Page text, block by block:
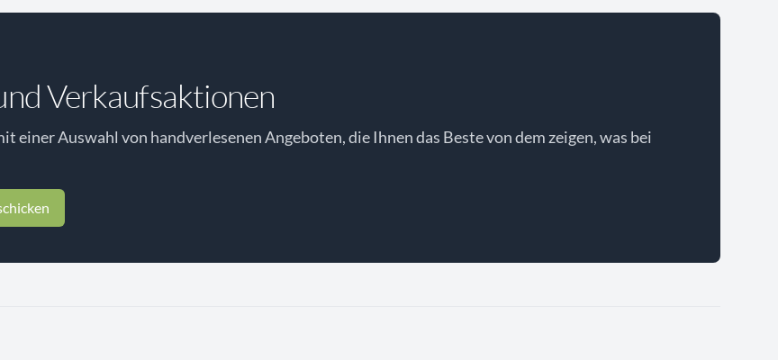
Verkaufsaktionen
einer Auswahl von handverlesenen Angeboten, die Ihnen das Beste von dem zeigen, was bei